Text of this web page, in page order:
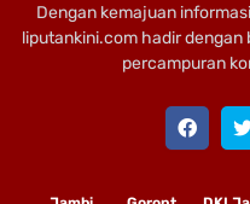
Dengan kemajuan
liputankini.com hadir
percampuran